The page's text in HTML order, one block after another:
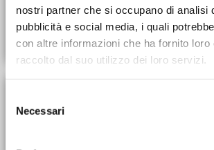
nostri partner che si occupano di analisi
pubblicità e social media, i quali
con altre informazioni che ha fornito loro
raccolto dal suo utilizzo dei loro servizi.
delNecessari
Scopri Restaurant Plan
è il
ti permetterà di trasformare il